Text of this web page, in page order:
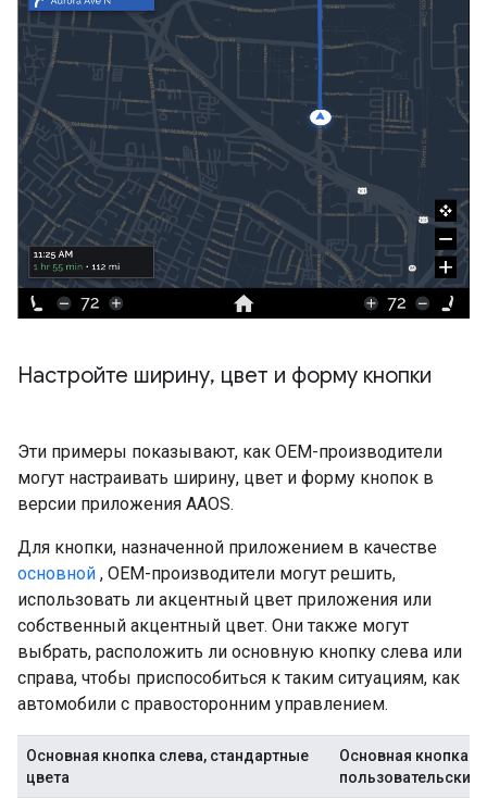
Настройте ширину, цвет и форму кнопки
Эти примеры показывают, как OEM-производители
могут настраивать ширину, цвет и форму кнопок в
версии приложения AAOS.
Для кнопки, назначенной приложением в качестве
основной , OEM-производители могут решить,
использовать ли акцентный цвет приложения или
собственный акцентный цвет. Они также могут
выбрать, расположить ли основную кнопку слева или
справа, чтобы приспособиться к таким ситуациям, как
автомобили с правосторонним управлением.
Основная кнопка слева, стандартные
цвета
Основная кнопка
пользовательские